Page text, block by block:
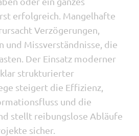
erfolgreich. Mangelhafte
Verzögerungen,
und Missverständnisse, die
Der Einsatz moderner
strukturierter
steigert die Effizienz,
und die
stellt reibungslose Abläufe
sicher.